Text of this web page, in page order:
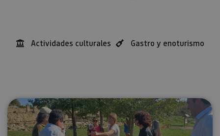
Actividades culturales Gastro y enoturismo